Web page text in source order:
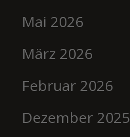
Mai 2026
März 2026
Februar 2026
Dezember 2025